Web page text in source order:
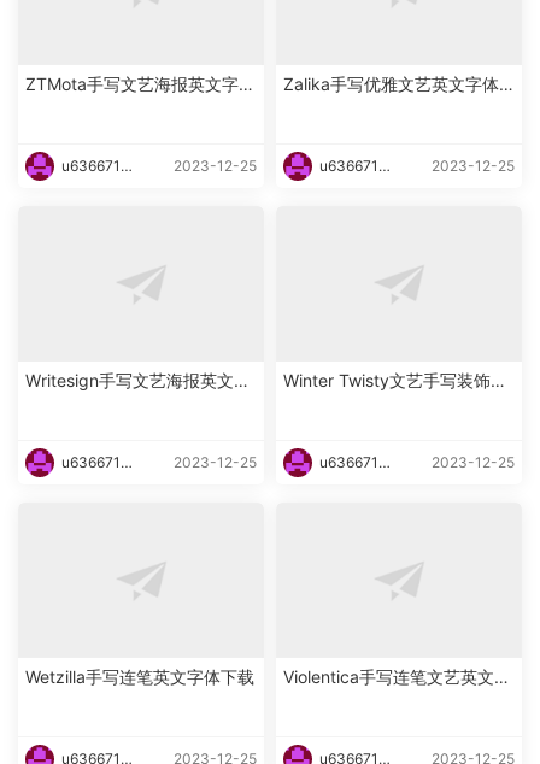
ZTMota手写文艺海报英文字体
u6366719
2023-12-25
Zalika手写优雅文艺英文字体
u6366719
2023-12-25
Writesign手写文艺海报英文字
u6366719
2023-12-25
Winter Twisty文艺手写装饰英
u6366719
2023-12-25
Wetzilla手写连笔英文字体下载
u6366719 2023-12-25
Violentica手写连笔文艺英文字
u6366719 2023-12-25